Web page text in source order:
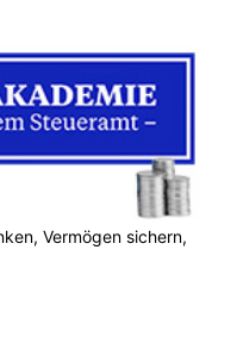
Vermögen sichern,